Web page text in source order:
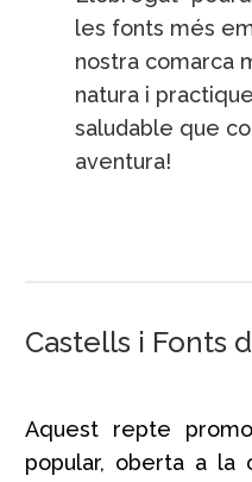
les fonts més
nostra comarca
natura i
saludable que
aventura!
Castells i Fonts
Aquest repte
popular, oberta a la